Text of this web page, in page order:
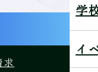
学
イ
求